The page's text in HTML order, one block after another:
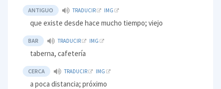
ANTIGUO TRADUCIR IMG
que existe desde hace mucho tiempo; viejo
BAR TRADUCIR IMG
taberna, cafetería
CERCA TRADUCIR IMG
a poca distancia; próximo